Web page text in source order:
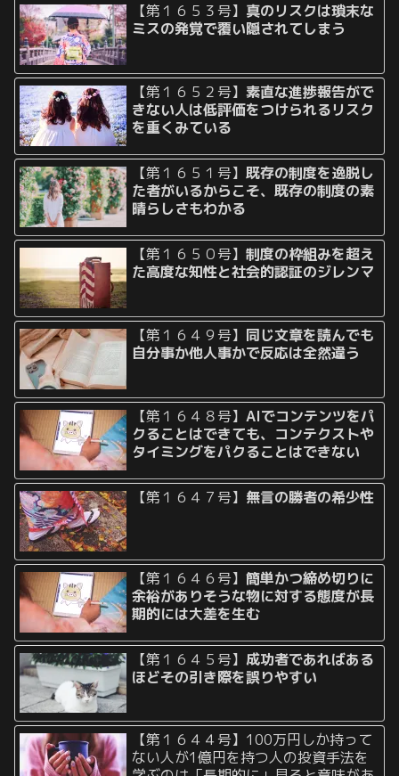
【第１６５３号】 真のリスクは瑣末な
ミスの発覚で覆い隠されてしまう
【第１６５２号】素直な進捗報告がで
きない人は低評価をつけられるリスク
を重くみている
【第１６５１号】既存の制度を逸脱し
た者がいるからこそ、既存の制度の素
晴らしさもわかる
【第１６５０号】制度の枠組みを超え
た高度な知性と社会的認証のジレンマ
【第１６４９号】 同じ文章を読んでも
自分事か他人事かで反応は全然違う
【第１６４８号】AIでコンテンツをパ
クることはできても、コンテクストや
タイミングをパクることはできない
【第１６４７号】 無言の勝者の希少性
【第１６４６号】簡単かつ締め切りに
余裕がありそうな物に対する態度が長
期的には大差を生む
【第１６４５号】成功者であればある
ほどその引き際を誤りやすい
【第１６４４号】100万円しか持って
ない人が1億円を持つ人の投資手法を